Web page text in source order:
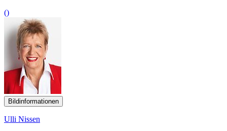
()
Bildinformationen
Ulli Nissen